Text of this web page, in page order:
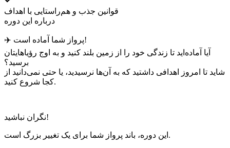
قوانین جذب و هم‌راستایی با اهداف
درباره این دوره
✈️
پرواز شما آماده است!
آیا آماده‌اید تا زندگی خود را از زمین بلند کنید و به اوج رؤیاهایتان
برسید؟
شاید تا امروز اهدافی داشتید که به آن‌ها نرسیدید، یا حتی نمی‌دانید از
کجا شروع کنید.
نگران نباشید!
این دوره، باند پرواز شما برای یک تغییر بزرگ است.